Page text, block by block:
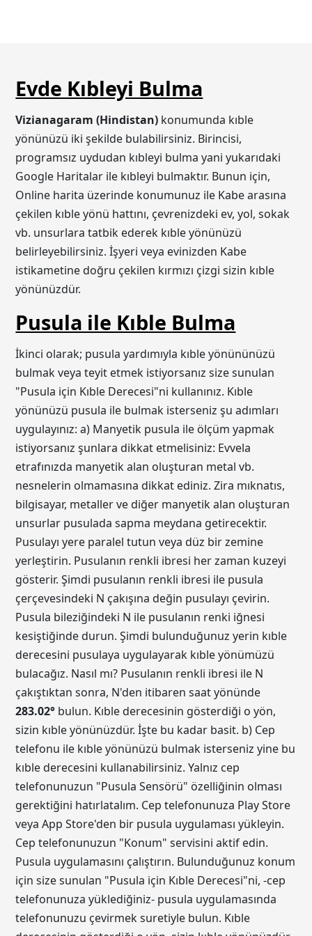
Evde Kıbleyi Bulma
Vizianagaram (Hindistan) konumunda kıble
yönünüzü iki şekilde bulabilirsiniz. Birincisi,
programsız uydudan kıbleyi bulma yani yukarıdaki
Google Haritalar ile kıbleyi bulmaktır. Bunun için,
Online harita üzerinde konumunuz ile Kabe arasına
çekilen kıble yönü hattını, çevrenizdeki ev, yol, sokak
vb. unsurlara tatbik ederek kıble yönünüzü
belirleyebilirsiniz. İşyeri veya evinizden Kabe
istikametine doğru çekilen kırmızı çizgi sizin kıble
yönünüzdür.
Pusula ile Kıble Bulma
İkinci olarak; pusula yardımıyla kıble yönününüzü
bulmak veya teyit etmek istiyorsanız size sunulan
"Pusula için Kıble Derecesi"ni kullanınız. Kıble
yönünüzü pusula ile bulmak isterseniz şu adımları
uygulayınız: a) Manyetik pusula ile ölçüm yapmak
istiyorsanız şunlara dikkat etmelisiniz: Evvela
etrafınızda manyetik alan oluşturan metal vb.
nesnelerin olmamasına dikkat ediniz. Zira mıknatıs,
bilgisayar, metaller ve diğer manyetik alan oluşturan
unsurlar pusulada sapma meydana getirecektir.
Pusulayı yere paralel tutun veya düz bir zemine
yerleştirin. Pusulanın renkli ibresi her zaman kuzeyi
gösterir. Şimdi pusulanın renkli ibresi ile pusula
çerçevesindeki N çakışına değin pusulayı çevirin.
Pusula bileziğindeki N ile pusulanın renki iğnesi
kesiştiğinde durun. Şimdi bulunduğunuz yerin kıble
derecesini pusulaya uygulayarak kıble yönümüzü
bulacağız. Nasıl mı? Pusulanın renkli ibresi ile N
çakıştıktan sonra, N'den itibaren saat yönünde
283.02° bulun. Kıble derecesinin gösterdiği o yön,
sizin kıble yönünüzdür. İşte bu kadar basit. b) Cep
telefonu ile kıble yönünüzü bulmak isterseniz yine bu
kıble derecesini kullanabilirsiniz. Yalnız cep
telefonunuzun "Pusula Sensörü" özelliğinin olması
gerektiğini hatırlatalım. Cep telefonunuza Play Store
veya App Store'den bir pusula uygulaması yükleyin.
Cep telefonunuzun "Konum" servisini aktif edin.
Pusula uygulamasını çalıştırın. Bulunduğunuz konum
için size sunulan "Pusula için Kıble Derecesi"ni, -cep
telefonunuza yüklediğiniz- pusula uygulamasında
telefonunuzu çevirmek suretiyle bulun. Kıble